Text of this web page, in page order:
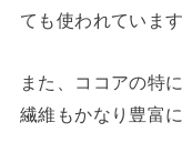
ても使われています
また、ココアの特
繊維もかなり豊富